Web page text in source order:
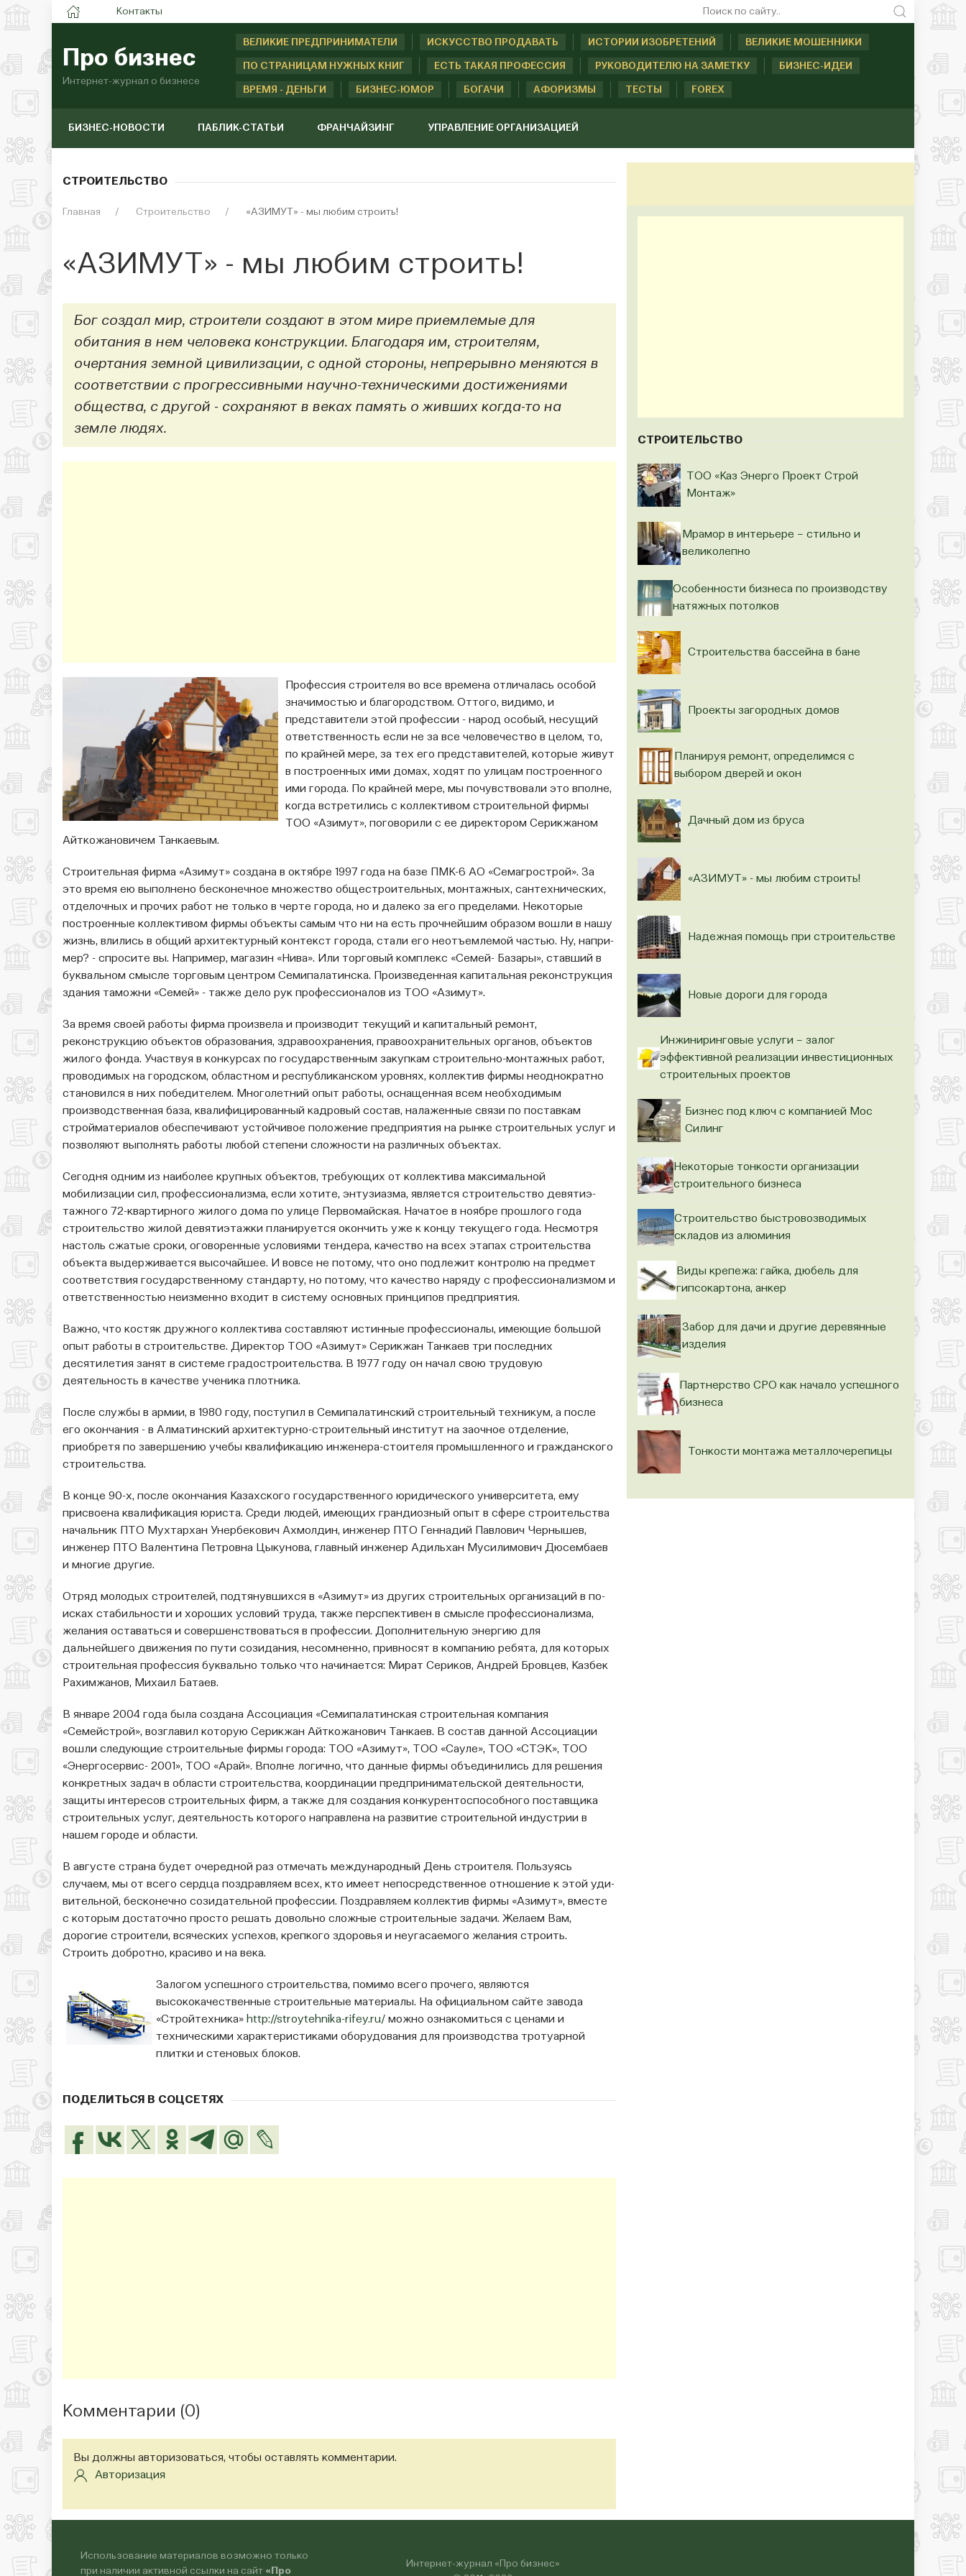
Контакты
Про бизнес
Интернет-журнал о бизнесе
ВЕЛИКИЕ ПРЕДПРИНИМАТЕЛИ ИСКУССТВО ПРОДАВАТЬ ИСТОРИИ ИЗОБРЕТЕНИЙ ВЕЛИКИЕ МОШЕННИКИ
ПО СТРАНИЦАМ НУЖНЫХ КНИГ ЕСТЬ ТАКАЯ ПРОФЕССИЯ РУКОВОДИТЕЛЮ НА ЗАМЕТКУ БИЗНЕС-ИДЕИ
ВРЕМЯ - ДЕНЬГИ БИЗНЕС-ЮМОР БОГАЧИ АФОРИЗМЫ ТЕСТЫ FOREX
БИЗНЕС-НОВОСТИ ПАБЛИК-СТАТЬИ ФРАНЧАЙЗИНГ УПРАВЛЕНИЕ ОРГАНИЗАЦИЕЙ
СТРОИТЕЛЬСТВО
Главная Строительство «АЗИМУТ» - мы любим строить!
«АЗИМУТ» - мы любим строить!
Бог создал мир, строители создают в этом мире приемлемые для
обитания в нем человека конструкции. Благодаря им, строителям,
очертания земной цивилизации, с одной стороны, непрерывно меняются в
соответствии с прогрессивными научно-техническими достижениями
общества, с другой - сохраняют в веках память о живших когда-то на
земле людях.
Профессия строителя во все времена отличалась особой
значимостью и благородством. От­того, видимо, и
представители этой профессии - народ особый, несущий
ответственность если не за все человечество в целом, то,
по крайней мере, за тех его представителей, которые живут
в по­строенных ими домах, ходят по улицам построенного
ими города. По крайней мере, мы почувствовали это вполне,
когда встретились с коллективом строительной фирмы
ТОО «Азимут», поговорили с ее директором Серикжаном
Айткожановичем Танкаевым.
Строительная фирма «Азимут» соз­дана в октябре 1997 года на базе ПМК-6 АО «Семагрострой». За
это время ею выполнено бесконечное множество общестроительных, монтажных, сантех­нических,
отделочных и прочих работ не только в черте города, но и далеко за его пределами. Некоторые
построенные коллективом фирмы объекты самым что ни на есть прочнейшим образом вошли в нашу
жизнь, влились в общий архитектурный контекст города, стали его неотъемлемой частью. Ну, напри­
мер? - спросите вы. Например, магазин «Нива». Или торговый комплекс «Семей- Базары», ставший в
буквальном смысле торговым центром Семипалатинска. Произведенная капитальная реконструкция
здания таможни «Семей» - также дело рук профессионалов из ТОО «Азимут».
За время своей работы фирма произвела и производит текущий и ка­питальный ремонт,
реконструкцию объ­ектов образования, здравоохранения, правоохранительных органов, объектов
жилого фонда. Участвуя в конкурсах по государственным закупкам строитель­но-монтажных работ,
проводимых на го­родском, областном и республиканском уровнях, коллектив фирмы неоднократно
становился в них победителем. Много­летний опыт работы, оснащенная всем необходимым
производственная база, квалифицированный кадровый состав, налаженные связи по поставкам
строй­материалов обеспечивают устойчивое положение предприятия на рынке стро­ительных услуг и
позволяют выполнять работы любой степени сложности на различных объектах.
Сегодня одним из наиболее крупных объектов, требующих от коллектива максимальной
мобилизации сил, про­фессионализма, если хотите, энтузи­азма, является строительство девятиэ­
тажного 72-квартирного жилого дома по улице Первомайская. Начатое в ноябре прошлого года
строительство жилой девятиэтажки планируется окончить уже к концу текущего года. Несмотря
настоль сжатые сроки, оговоренные усло­виями тендера, качество на всех этапах строительства
объекта выдерживается высочайшее. И вовсе не потому, что оно подлежит контролю на предмет
соот­ветствия государственному стандарту, но потому, что качество наряду с про­фессионализмом и
ответственностью неизменно входит в систему основных принципов предприятия.
Важно, что костяк дружного кол­лектива составляют истинные про­фессионалы, имеющие большой
опыт работы в строительстве. Директор ТОО «Азимут» Серикжан Танкаев три по­следних
десятилетия занят в системе градостроительства. В 1977 году он начал свою трудовую
деятельность в ка­честве ученика плотника.
После службы в армии, в 1980 году, поступил в Семи­палатинский строительный техникум, а после
его окончания - в Алматинский архитектурно-строительный институт на заочное отделение,
приобретя по завершению учебы квалификацию инженера-стоителя промышленного и гражданского
строительства.
В конце 90-х, после окончания Казахского государ­ственного юридического университета, ему
присвоена квалификация юриста. Среди людей, имеющих грандиозный опыт в сфере строительства
начальник ПТО Мухтархан Унербекович Ахмолдин, инженер ПТО Геннадий Павлович Чернышев,
инженер ПТО Валентина Петровна Цыкунова, главный инженер Адильхан Мусилимович Дюсембаев
и многие другие.
Отряд молодых стро­ителей, подтянувшихся в «Азимут» из других строительных организаций в по­
исках стабильности и хороших условий труда, также перспективен в смысле профессионализма,
желания оставаться и совершенствоваться в профессии. До­полнительную энергию для
дальнейшего движения по пути созидания, несомнен­но, привносят в компанию ребята, для которых
строительная профессия бук­вально только что начинается: Мират Сериков, Андрей Бровцев, Казбек
Рахимжанов, Михаил Батаев.
В январе 2004 года была создана Ассоциация «Семи­палатинская стро­ительная компания
«Семейстрой», возглавил которую Серикжан Айткожанович Танкаев. В со­став данной Ассоци­ации
вошли следую­щие строительные фирмы города: ТОО «Азимут», ТОО «Са­уле», ТОО «СТЭК», ТОО
«Энергосервис- 2001», ТОО «Арай». Вполне логично, что данные фирмы объединились для решения
конкретных задач в области строительства, коорди­нации предпринимательской деятель­ности,
защиты интересов строительных фирм, а также для создания конкурен­тоспособного поставщика
строительных услуг, деятельность которого направле­на на развитие строительной индустрии в
нашем городе и области.
В августе страна будет очередной раз отмечать международный День строителя. Поль­зуясь
случаем, мы от всего сердца поздравляем всех, кто имеет непо­средственное отношение к этой уди­
вительной, бесконечно созидательной профессии. Поздравляем коллектив фирмы «Азимут», вместе
с которым достаточно просто решать довольно сложные строительные задачи. Желаем Вам,
дорогие строители, всяческих успе­хов, крепкого здоровья и неугасаемого желания строить.
Строить добротно, красиво и на века.
Залогом успешного строительства, помимо всего прочего, являются
высококачественные строительные материалы. На официальном сайте завода
«Стройтехника» http://stroytehnika-rifey.ru/ можно ознакомиться с ценами и
техническими характеристиками оборудования для производства тротуарной
плитки и стеновых блоков.
ПОДЕЛИТЬСЯ В СОЦСЕТЯХ
Комментарии (0)
Вы должны авторизоваться, чтобы оставлять комментарии.
Авторизация
СТРОИТЕЛЬСТВО
ТОО «Каз Энерго Проект Строй
Монтаж»
Мрамор в интерьере – стильно и
великолепно
Особенности бизнеса по производству
натяжных потолков
Строительства бассейна в бане
Проекты загородных домов
Планируя ремонт, определимся с
выбором дверей и окон
Дачный дом из бруса
«АЗИМУТ» - мы любим строить!
Надежная помощь при строительстве
Новые дороги для города
Инжиниринговые услуги – залог
эффективной реализации инвестиционных
строительных проектов
Бизнес под ключ с компанией Мос
Силинг
Некоторые тонкости организации
строительного бизнеса
Строительство быстровозводимых
складов из алюминия
Виды крепежа: гайка, дюбель для
гипсокартона, анкер
Забор для дачи и другие деревянные
изделия
Партнерство СРО как начало успешного
бизнеса
Тонкости монтажа металлочерепицы
Использование материалов возможно только
при наличии активной ссылки на сайт «Про
Интернет-журнал «Про бизнес»